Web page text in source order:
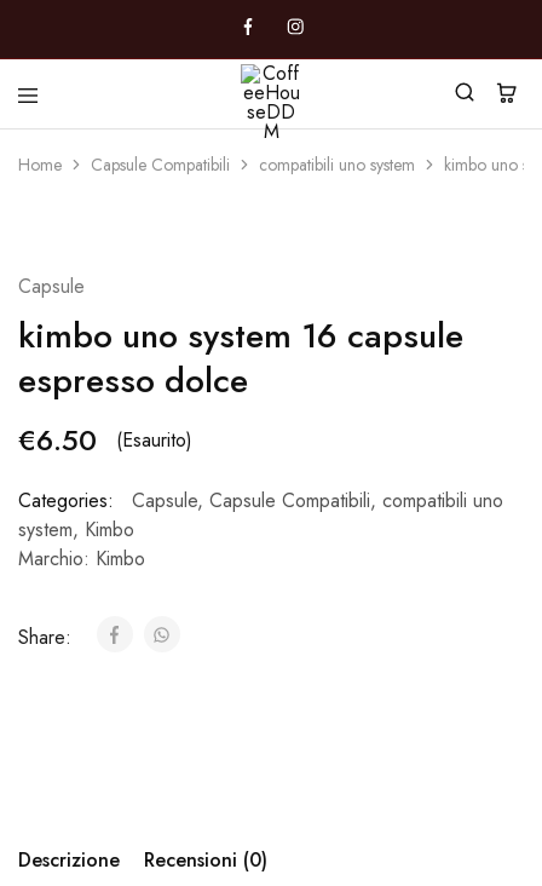
CoffeeHouseDDM
Caffè
Marano
Home Capsule Compatibili compatibili uno system kimbo uno
Capsule
kimbo uno system 16 capsule
espresso dolce
€6.50 (Esaurito)
Categories: Capsule, Capsule Compatibili, compatibili uno
system, Kimbo
Marchio: Kimbo
Share:
Descrizione Recensioni (0)